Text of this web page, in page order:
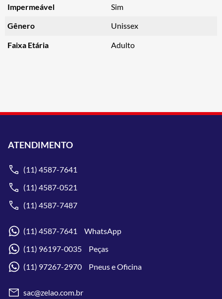
Impermeável Sim
Gênero Unissex
Faixa Etária Adulto
ATENDIMENTO
(11) 4587-7641
(11) 4587-0521
(11) 4587-7487
(11) 4587-7641 WhatsApp
(11) 96197-0035 Peças
(11) 97267-2970 Pneus e Oficina
sac@zelao.com.br